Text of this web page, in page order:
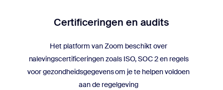
Certificeringen en audits
Het platform van Zoom beschikt over
nalevingscertificeringen zoals ISO, SOC 2 en regels
voor gezondheidsgegevens om je te helpen voldoen
aan de regelgeving